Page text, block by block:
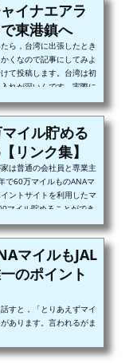
イナエアラ
東港鎮へ
ら，台湾に出張したとき
くなので記事にしてみよ
て投稿します。台湾は初
れが深いんです。実際に
も人生観でも今の僕に大
目は2013年の11月中旬
2回目は今年の3月でこれ
たので観光はあまりで
イル貯める
リンク集】
は普通の会社員と専業主
で60万マイルものANAマ
ントサイトを利用したマ
マイル貯めることができ
の毎月36,000マイル貯め
レジットカードの入会キ
に搭乗する分で貯まるマ
ました。60万マイルの内7
マイルもJAL
のポイント
すと，「とりあえずマイ
あります。言われるがま
，思ったほどマイルが貯
と先入観を持ってしまう